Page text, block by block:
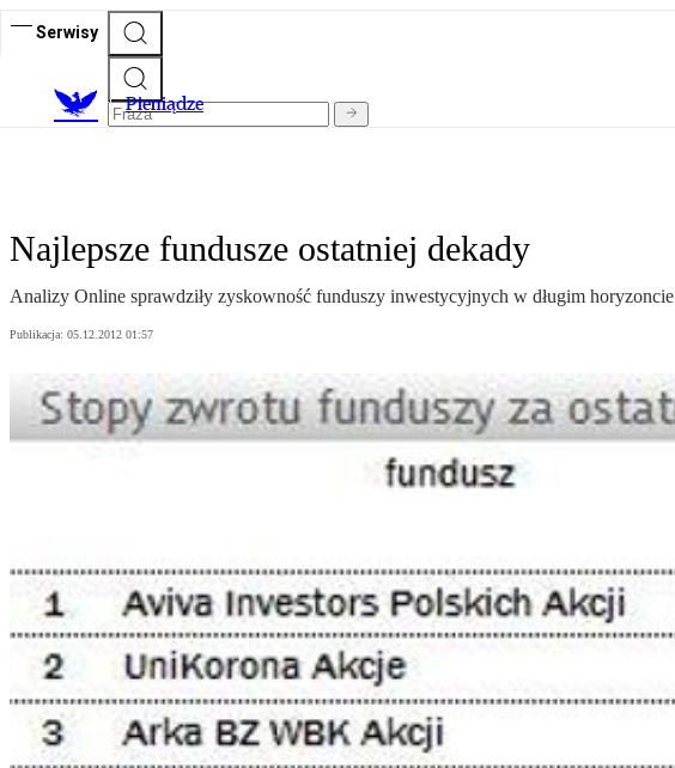
Serwisy
Pieniądze
Najlepsze fundusze ostatniej dekady
Analizy Online sprawdziły zyskowność funduszy inwestycyjnych w długim horyzoncie
Publikacja: 05.12.2012 01:57